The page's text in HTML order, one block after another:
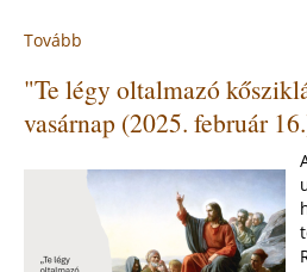
Tovább
akik
átkoznak
titeket,
áldást!"
"Te légy oltalmazó
vasárnap (2025. február